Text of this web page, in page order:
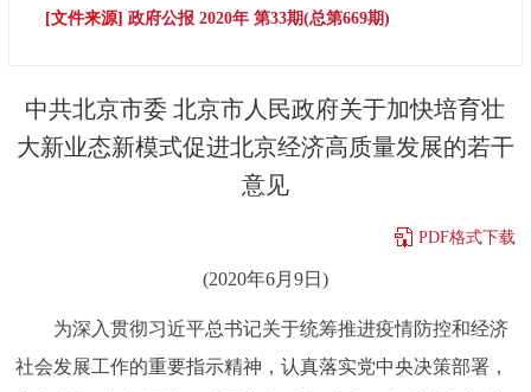
政务服务
个人服务 法人服务 部门服务
投资项目
政民互动
[文件来源] 政府公报 2020年 第33期(总第669期)
中共北京市委 北京市人民政府关于加快培育壮
大新业态新模式促进北京经济高质量发展的若干
意见
PDF格式下载
(2020年6月9日)
为深入贯彻习近平总书记关于统筹推进疫情防控和经济
社会发展工作的重要指示精神，认真落实党中央决策部署，